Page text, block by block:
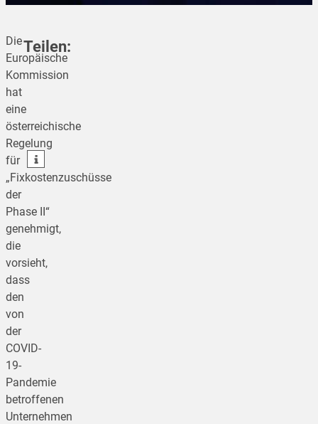
Die
Europäische
Kommission
hat
eine
österreichische
Regelung
für
„Fixkostenzuschüsse
der
Phase II“
genehmigt,
die
vorsieht,
dass
den
von
der
COVID-
19-
Pandemie
betroffenen
Unternehmen
Teilen:
teilen
teilen